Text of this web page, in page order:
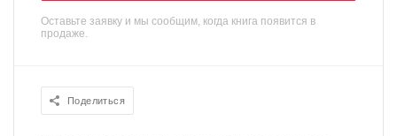
Оставьте заявку и мы сообщим, когда книга появится в
продаже.
Поделиться